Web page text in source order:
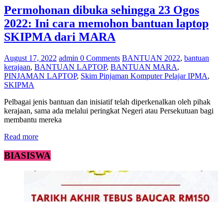
Permohonan dibuka sehingga 23 Ogos
2022: Ini cara memohon bantuan laptop
SKIPMA dari MARA
August 17, 2022 admin 0 Comments BANTUAN 2022, bantuan
kerajaan, BANTUAN LAPTOP, BANTUAN MARA,
PINJAMAN LAPTOP, Skim Pinjaman Komputer Pelajar IPMA,
SKIPMA
Pelbagai jenis bantuan dan inisiatif telah diperkenalkan oleh pihak
kerajaan, sama ada melalui peringkat Negeri atau Persekutuan bagi
membantu mereka
Read more
BIASISWA